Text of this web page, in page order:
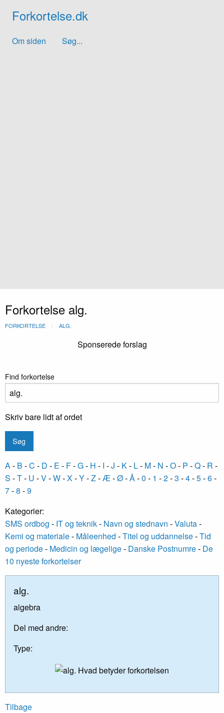
Forkortelse.dk
Om siden Søg...
Forkortelse alg.
FORKORTELSE ALG.
Sponserede forslag
Find forkortelse
Skriv bare lidt af ordet
A- B -C - D - E - F-G- H - I -J - K- L- M- N -O- P -Q- R -
S -T- U -V-W-X-Y-Z-Æ-Ø-Å-0 - 1 -2-3 -4-5-6-
7-8 -9
Kategorier:
SMS ordbog - IT og teknik- Navn og stednavn -Valuta-
Kemi og materiale- Måleenhed -Titel og uddannelse-Tid
og periode- Medicin og lægelige- Danske Postnumre- De
10 nyeste forkortelser
alg.
algebra
Del med andre:
Type:
Tilbage